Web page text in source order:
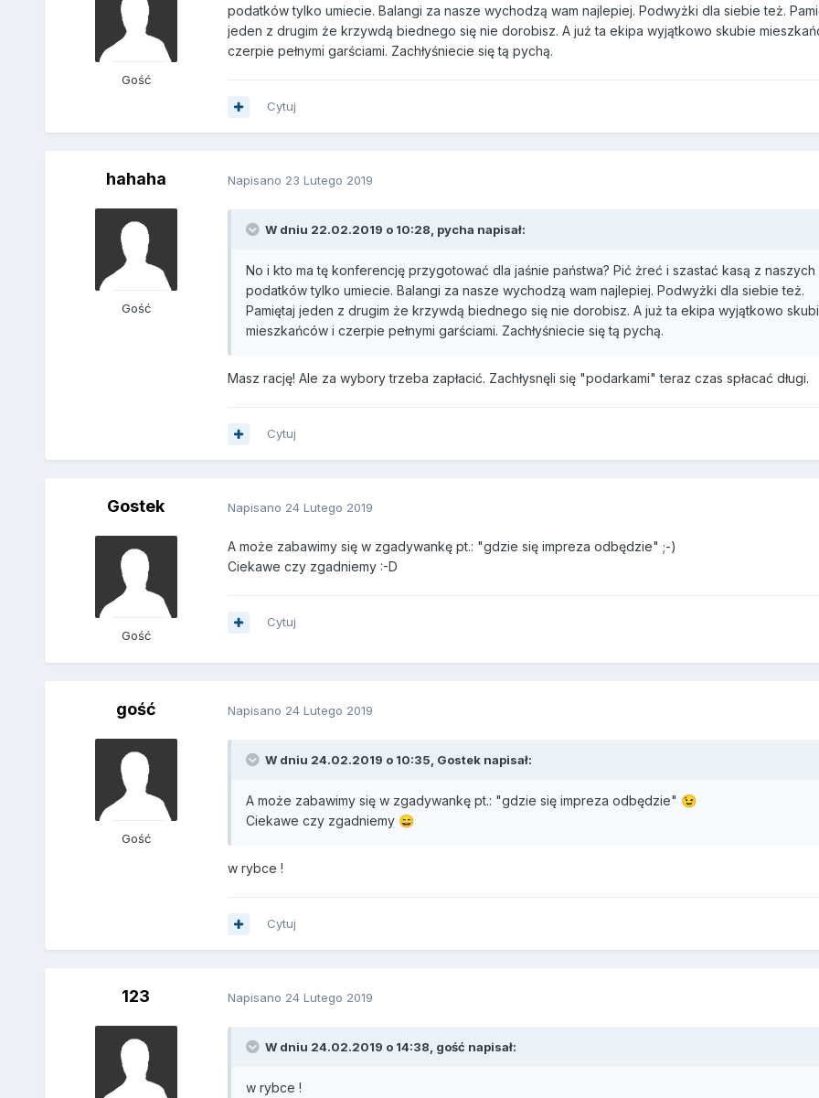
Gość
podatków tylko umiecie. Balangi za nasze wychodzą wam najlepiej. Podwyżki dla siebie też.
jeden z drugim że krzywdą biednego się nie dorobisz. A już ta ekipa wyjątkowo skubie
czerpie pełnymi garściami. Zachłyśniecie się tą pychą.
Cytuj
hahaha
Gość
Napisano 23 Lutego 2019
W dniu 22.02.2019 o 10:28, pycha napisał:
No i kto ma tę konferencję przygotować dla jaśnie państwa? Pić żreć i szastać kasą z naszych
podatków tylko umiecie. Balangi za nasze wychodzą wam najlepiej. Podwyżki dla siebie też.
Pamiętaj jeden z drugim że krzywdą biednego się nie dorobisz. A już ta ekipa wyjątkowo
mieszkańców i czerpie pełnymi garściami. Zachłyśniecie się tą pychą.
Masz rację! Ale za wybory trzeba zapłacić. Zachłysnęli się "podarkami" teraz czas spłacać długi.
Cytuj
Gostek
Gość
Napisano 24 Lutego 2019
A może zabawimy się w zgadywankę pt.: "gdzie się impreza odbędzie" ;-)
Ciekawe czy zgadniemy :-D
Cytuj
gość
Gość
Napisano 24 Lutego 2019
W dniu 24.02.2019 o 10:35, Gostek napisał:
A może zabawimy się w zgadywankę pt.: "gdzie się impreza odbędzie" 😉
Ciekawe czy zgadniemy 😄
w rybce !
Cytuj
123 Napisano 24 Lutego 2019
W dniu 24.02.2019 o 14:38, gość napisał:
w rybce !